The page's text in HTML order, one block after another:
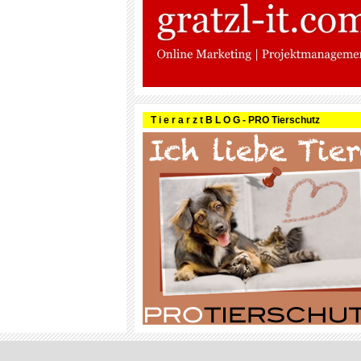
T i e r a r z t B L O G - PRO Tierschutz